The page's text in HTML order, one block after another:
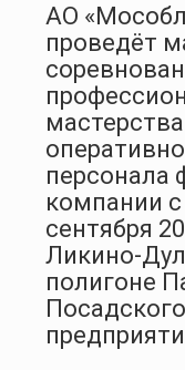
АО
проведёт
персонала
компании с
сентября
Ликино-
полигоне